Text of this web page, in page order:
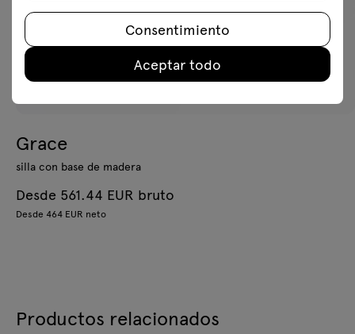
Grace
silla con base de madera
Desde 561.44 EUR bruto
Desde 464 EUR neto
Productos relacionados
Consentimiento
Aceptar todo